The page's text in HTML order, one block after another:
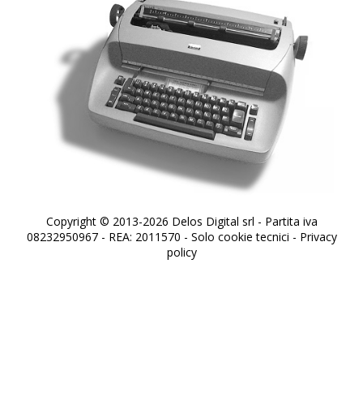
Copyright © 2013-2026 Delos Digital srl - Partita iva
08232950967 - REA: 2011570 - Solo cookie tecnici - Privacy
policy